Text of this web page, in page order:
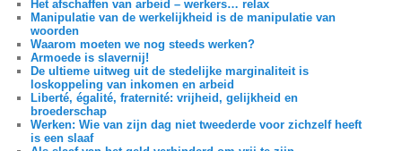
Het afschaffen van arbeid – werkers… relax
Manipulatie van de werkelijkheid is de manipulatie van
woorden
Waarom moeten we nog steeds werken?
Armoede is slavernij!
De ultieme uitweg uit de stedelijke marginaliteit is
loskoppeling van inkomen en arbeid
Liberté, égalité, fraternité: vrijheid, gelijkheid en
broederschap
Werken: Wie van zijn dag niet tweederde voor zichzelf heeft
is een slaaf